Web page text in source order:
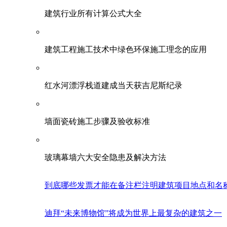
建筑行业所有计算公式大全
建筑工程施工技术中绿色环保施工理念的应用
红水河漂浮栈道建成当天获吉尼斯纪录
墙面瓷砖施工步骤及验收标准
玻璃幕墙六大安全隐患及解决方法
到底哪些发票才能在备注栏注明建筑项目地点和名
迪拜“未来博物馆”将成为世界上最复杂的建筑之一